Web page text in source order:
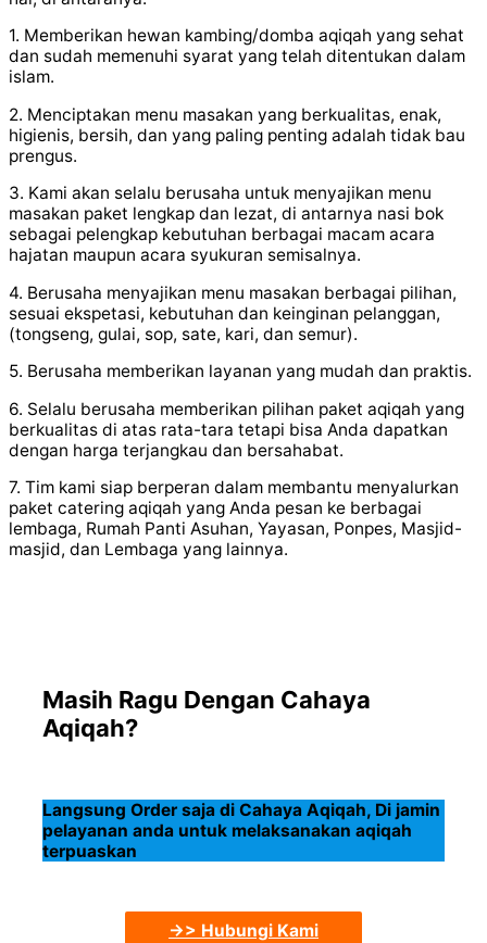
1. Memberikan hewan kambing/domba aqiqah yang sehat
dan sudah memenuhi syarat yang telah ditentukan dalam
islam.
2. Menciptakan menu masakan yang berkualitas, enak,
higienis, bersih, dan yang paling penting adalah tidak bau
prengus.
3. Kami akan selalu berusaha untuk menyajikan menu
masakan paket lengkap dan lezat, di antarnya nasi bok
sebagai pelengkap kebutuhan berbagai macam acara
hajatan maupun acara syukuran semisalnya.
4. Berusaha menyajikan menu masakan berbagai pilihan,
sesuai ekspetasi, kebutuhan dan keinginan pelanggan,
(tongseng, gulai, sop, sate, kari, dan semur).
5. Berusaha memberikan layanan yang mudah dan praktis.
6. Selalu berusaha memberikan pilihan paket aqiqah yang
berkualitas di atas rata-tara tetapi bisa Anda dapatkan
dengan harga terjangkau dan bersahabat.
7. Tim kami siap berperan dalam membantu menyalurkan
paket catering aqiqah yang Anda pesan ke berbagai
lembaga, Rumah Panti Asuhan, Yayasan, Ponpes, Masjid-
masjid, dan Lembaga yang lainnya.
Masih Ragu Dengan Cahaya
Aqiqah?
Langsung Order saja di Cahaya Aqiqah, Di jamin
pelayanan anda untuk melaksanakan aqiqah
terpuaskan
->> Hubungi Kami